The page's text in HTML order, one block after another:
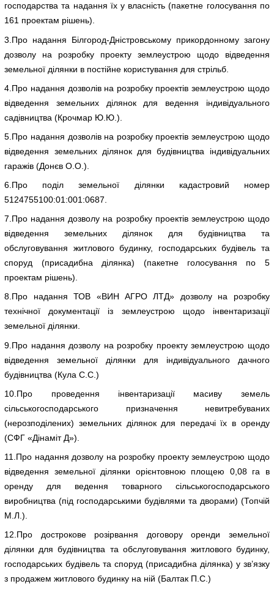
господарства та надання їх у власність (пакетне голосування по
161 проектам рішень).
3.Про надання Білгород-Дністровському прикордонному загону
дозволу на розробку проекту землеустрою щодо відведення
земельної ділянки в постійне користування для стрільб.
4.Про надання дозволів на розробку проектів землеустрою щодо
відведення земельних ділянок для ведення індивідуального
садівництва (Крочмар Ю.Ю.).
5.Про надання дозволів на розробку проектів землеустрою щодо
відведення земельних ділянок для будівництва індивідуальних
гаражів (Донєв О.О.).
6.Про поділ земельної ділянки кадастровий номер
5124755100:01:001:0687.
7.Про надання дозволу на розробку проектів землеустрою щодо
відведення земельних ділянок для будівництва та
обслуговування житлового будинку, господарських будівель та
споруд (присадибна ділянка) (пакетне голосування по 5
проектам рішень).
8.Про надання ТОВ «ВИН АГРО ЛТД» дозволу на розробку
технічної документації із землеустрою щодо інвентаризації
земельної ділянки.
9.Про надання дозволу на розробку проекту землеустрою щодо
відведення земельної ділянки для індивідуального дачного
будівництва (Кула С.С.)
10.Про проведення інвентаризації масиву земель
сільськогосподарського призначення невитребуваних
(нерозподілених) земельних ділянок для передачі їх в оренду
(СФГ «Дінаміт Д»).
11.Про надання дозволу на розробку проекту землеустрою щодо
відведення земельної ділянки орієнтовною площею 0,08 га в
оренду для ведення товарного сільськогосподарського
виробництва (під господарськими будівлями та дворами) (Топчій
М.Л.).
12.Про дострокове розірвання договору оренди земельної
ділянки для будівництва та обслуговування житлового будинку,
господарських будівель та споруд (присадибна ділянка) у зв’язку
з продажем житлового будинку на ній (Балтак П.С.)